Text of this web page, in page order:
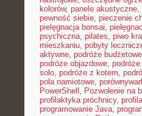
kolorów, panele akustyczne,
pewność siebie, pieczenie
pielęgnacja bonsai,
psychiczna, pilates, piwo
mieszkaniu, pobyty
aktywne, podróże budżetowe
podróże objazdowe,
solo, podróże z kotem,
pola namiotowe,
PowerShell , Pozwolenie na
profilaktyka próchnicy,
programowanie Java,